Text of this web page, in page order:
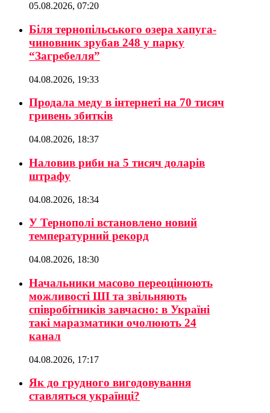
05.08.2026, 07:20
Біля тернопільського озера хапуга-
чиновник зрубав 248 у парку
“Загребелля”
04.08.2026, 19:33
Продала меду в інтернеті на 70 тисяч
гривень збитків
04.08.2026, 18:37
Наловив риби на 5 тисяч доларів
штрафу
04.08.2026, 18:34
У Тернополі встановлено новий
температурний рекорд
04.08.2026, 18:30
Начальники масово переоцінюють
можливості ШІ та звільняють
співробітників завчасно: в Україні
такі маразматики очолюють 24
канал
04.08.2026, 17:17
Як до грудного вигодовування
ставляться українці?